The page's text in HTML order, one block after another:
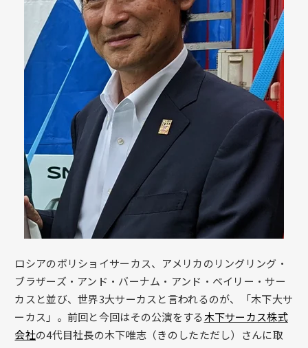
ロシアのボリショイサーカス、アメリカのリングリング・
ブラザーズ・アンド・バーナム・アンド・ベイリー・サー
カスと並び、世界3大サーカスと言われるのが、「木下大サ
ーカス」。前回と今回はその公演をする木下サーカス株式
会社の4代目社長の木下唯志（きのしたただし）さんに取